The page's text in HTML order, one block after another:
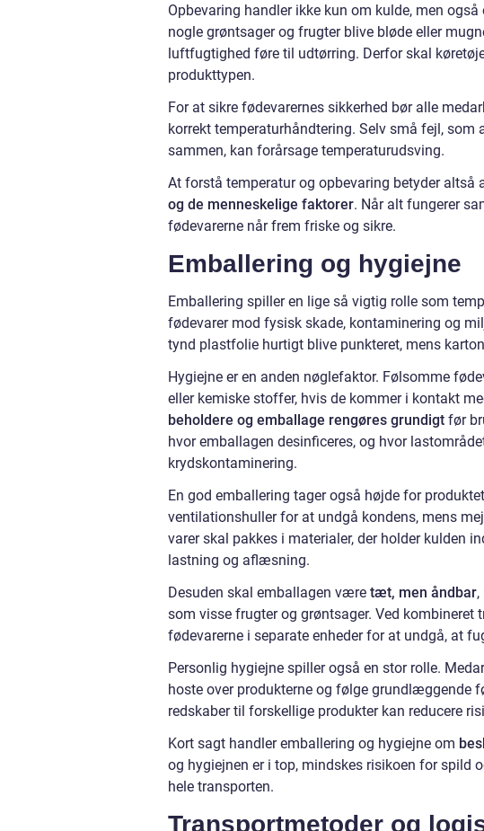
Opbevaring handler ikke kun om kulde, men
nogle grøntsager og frugter blive bløde eller
luftfugtighed føre til udtørring. Derfor skal
produkttypen.
For at sikre fødevarernes sikkerhed bør alle
korrekt temperaturhåndtering. Selv små fejl,
sammen, kan forårsage temperaturudsving.
At forstå temperatur og opbevaring betyder altså
og de menneskelige faktorer. Når alt fungerer
fødevarerne når frem friske og sikre.
Emballering og hygiejne
Emballering spiller en lige så vigtig rolle som
fødevarer mod fysisk skade, kontaminering og
tynd plastfolie hurtigt blive punkteret, mens
Hygiejne er en anden nøglefaktor. Følsomme
eller kemiske stoffer, hvis de kommer i kontakt
beholdere og emballage rengøres grundigt før
hvor emballagen desinficeres, og hvor
krydskontaminering.
En god emballering tager også højde for
ventilationshuller for at undgå kondens, mens
varer skal pakkes i materialer, der holder kulden
lastning og aflæsning.
Desuden skal emballagen være tæt, men åndbar
som visse frugter og grøntsager. Ved
fødevarerne i separate enheder for at undgå, at
Personlig hygiejne spiller også en stor rolle.
hoste over produkterne og følge grundlæggende
redskaber til forskellige produkter kan reducere
Kort sagt handler emballering og hygiejne om
og hygiejnen er i top, mindskes risikoen for spild
hele transporten.
Transportmetoder og